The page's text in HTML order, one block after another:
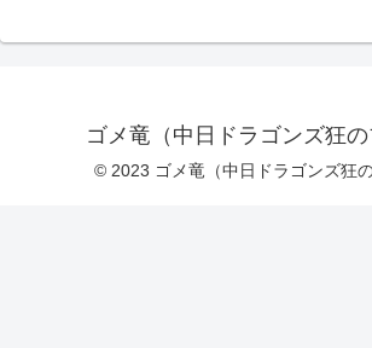
ゴメ竜（中日ドラゴンズ狂の
© 2023 ゴメ竜（中日ドラゴンズ狂の